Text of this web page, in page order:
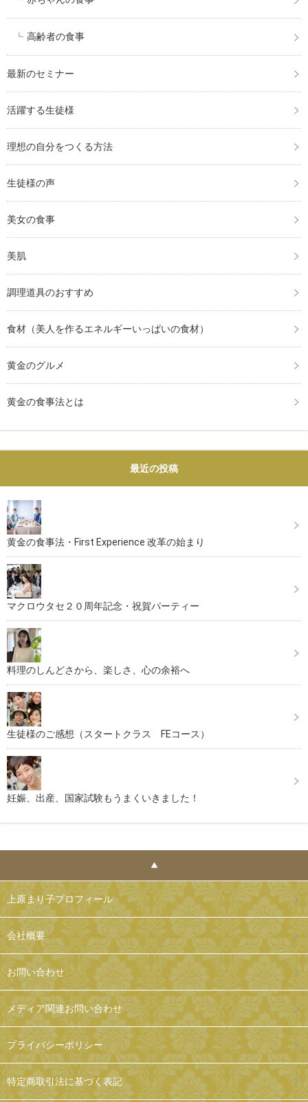
高齢者の食事
最新のセミナー
活躍する生徒様
理想の自分をつくる方法
生徒様の声
美女の食事
美肌
調理道具のおすすめ
食材（美人を作るエネルギーいっぱいの食材）
黄金のグルメ
黄金の食事法とは
最近の投稿
黄金の食事法・First Experience 改革の始まり
マクロウタセ２０周年記念・祝賀パーティー
料理のしんどさから、楽しさ、心の余裕へ
生徒様のご感想（スタートクラス FEコース）
妊娠、出産、国家試験もうまくいきました！
上原まり子プロフィール
会社概要
お問い合わせ
メディア関連お問い合わせ
プライバシーポリシー
特定商取引法に基づく表記